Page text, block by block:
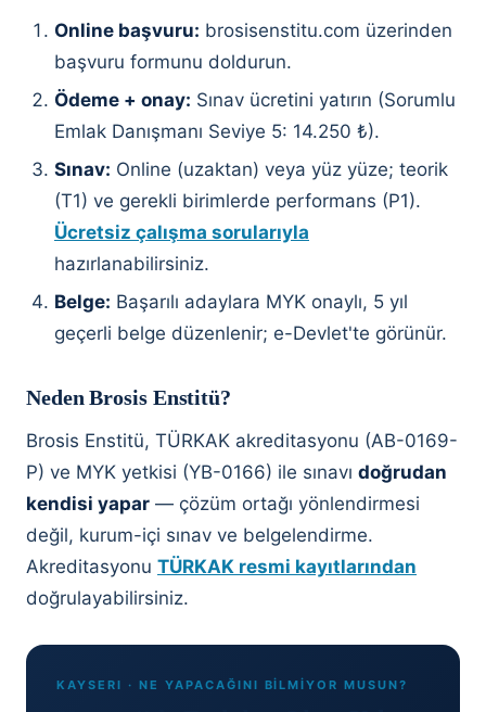
Online başvuru: brosisenstitu.com üzerinden
başvuru formunu doldurun.
Ödeme + onay: Sınav ücretini yatırın (Sorumlu
Emlak Danışmanı Seviye 5: 14.250 ₺).
Sınav: Online (uzaktan) veya yüz yüze; teorik
(T1) ve gerekli birimlerde performans (P1).
Ücretsiz çalışma sorularıyla
hazırlanabilirsiniz.
Belge: Başarılı adaylara MYK onaylı, 5 yıl
geçerli belge düzenlenir; e-Devlet'te görünür.
Neden Brosis Enstitü?
Brosis Enstitü, TÜRKAK akreditasyonu (AB-0169-
P) ve MYK yetkisi (YB-0166) ile sınavı doğrudan
kendisi yapar — çözüm ortağı yönlendirmesi
değil, kurum-içi sınav ve belgelendirme.
Akreditasyonu TÜRKAK resmi kayıtlarından
doğrulayabilirsiniz.
KAYSERI · NE YAPACAĞINI BİLMİYOR MUSUN?